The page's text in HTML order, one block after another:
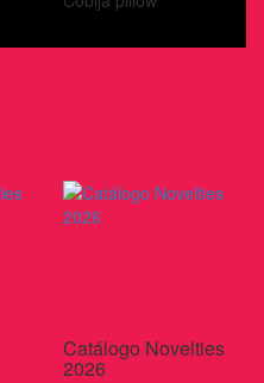
Catálogo Novelties
2026